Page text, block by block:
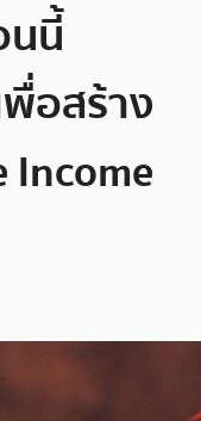
นนี้
พื่อสร้าง
Income